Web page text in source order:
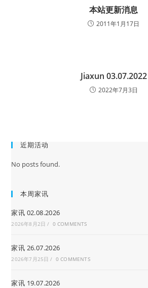
本站更新消息
2011年1月17日
Jiaxun 03.07.2022
2022年7月3日
近期活动
No posts found.
本周家讯
家讯 02.08.2026
2026年8月2日 / 0 COMMENTS
家讯 26.07.2026
2026年7月25日 / 0 COMMENTS
家讯 19.07.2026